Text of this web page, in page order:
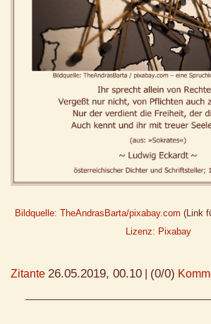
Bildquelle: TheAndrasBarta/pixabay.com (Link
Lizenz: Pixabay
Zitante 26.05.2019, 00.10 (0/0)